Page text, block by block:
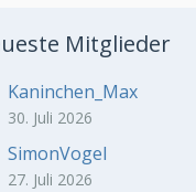
Mitglieder
Kaninchen_Max
30. Juli 2026
SimonVogel
27. Juli 2026